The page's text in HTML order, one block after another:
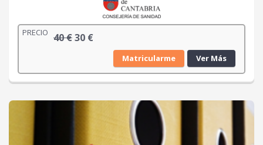
PRECIO 40€E
r
c
30 €E
r
c
Matricularme Ver Más